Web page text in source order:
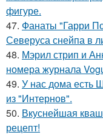
фигуре.
47. Фанаты "Гарри
Северуса снейпа в
48. Мэрил стрип и
номера журнала
49. У нас дома есть
из "Интернов".
50. Вкуснейшая
рецепт!